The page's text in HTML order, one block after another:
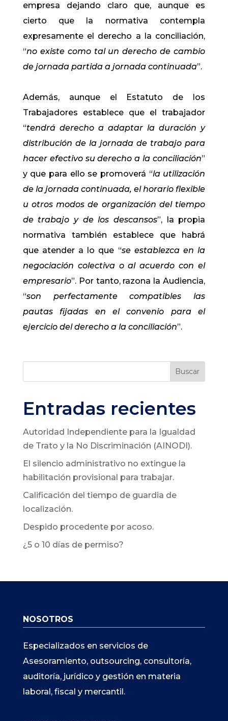
empresa dejando claro que, aunque es
cierto que la normativa contempla
expresamente el derecho a la conciliación,
“no existe como tal un derecho de cambio
de jornada partida a jornada continuada”.
Además, aunque el Estatuto de los
Trabajadores establece que el trabajador
“tendrá derecho a adaptar la duración y
distribución de la jornada de trabajo para
hacer efectivo su derecho a la conciliación”
y que para ello se promoverá “la utilización
de la jornada continuada, el horario flexible
u otros modos de organización del tiempo
de trabajo y de los descansos”, la propia
normativa también establece que habrá
que atender a lo que “se establezca en la
negociación colectiva o al acuerdo con el
empresario”. Por tanto, razona la Audiencia,
“son perfectamente compatibles las
pautas fijadas en el convenio para el
ejercicio del derecho a la conciliación”.
Buscar
Entradas recientes
Autoridad Independiente para la Igualdad
de Trato y la No Discriminación (AINODI).
El silencio administrativo no extingue la
habilitación provisional para trabajar.
Calificación del tiempo de guardia de
localización.
Despido procedente por acoso.
¿5 o 10 días de permiso?
NOSOTROS
Especializados en servicios de
Asesoramiento, outsourcing, consultoría,
auditoría, jurídico y gestión en materia
laboral, fiscal y mercantil.